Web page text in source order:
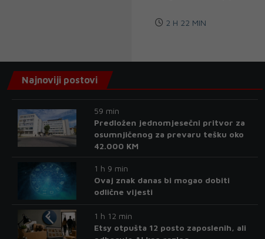
2 H 22 MIN
Najnoviji postovi
59 min
Predložen jednomjesečni pritvor za
osumnjičenog za prevaru tešku oko
42.000 KM
1 h 9 min
Ovaj znak danas bi mogao dobiti
odlične vijesti
1 h 12 min
Etsy otpušta 12 posto zaposlenih, ali